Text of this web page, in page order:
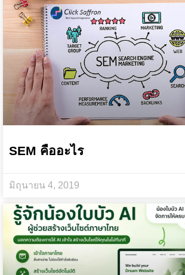
SEM คืออะไร
มิถุนายน 4, 2019